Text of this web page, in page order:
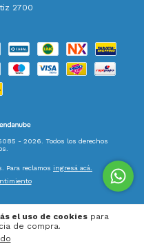
el uso de cookies para
de compra.
2700
- 2026. Todos los derechos
Para reclamos ingresá acá.